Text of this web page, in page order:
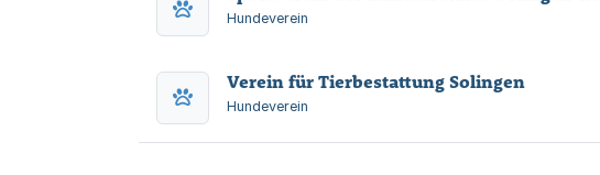
Hundeverein
Verein für Tierbestattung Solingen
Hundeverein